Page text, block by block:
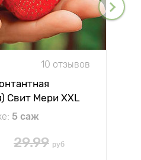
10 отзывов
Свит Мери XXL
5 саж
29.99 руб